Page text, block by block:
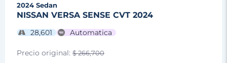
2024 Sedan
NISSAN VERSA SENSE CVT 2024
28,601 Automatica
Precio original: $ 266,700